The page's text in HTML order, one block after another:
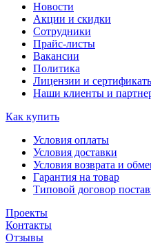
Новости
Акции и скидки
Сотрудники
Прайс-листы
Вакансии
Политика
Лицензии и
Наши клиенты и
Как купить
Условия оплаты
Условия доставки
Условия возврата и
Гарантия на товар
Типовой договор
Проекты
Контакты
Отзывы